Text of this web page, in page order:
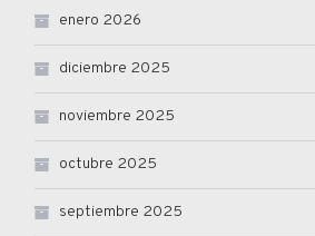
enero 2026
diciembre 2025
noviembre 2025
octubre 2025
septiembre 2025